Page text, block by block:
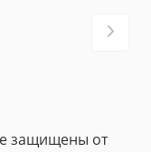
защищены от